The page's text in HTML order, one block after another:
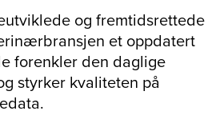
og fremtidsrettede
et oppdatert
forenkler den daglige
styrker kvaliteten på